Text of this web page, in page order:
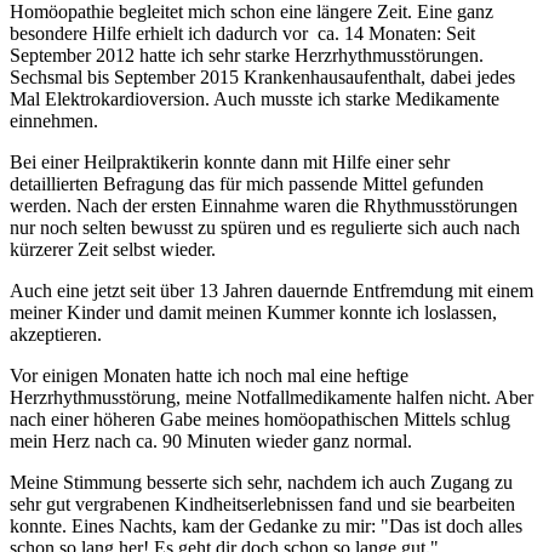
Homöopathie begleitet mich schon eine längere Zeit. Eine ganz
besondere Hilfe erhielt ich dadurch vor ca. 14 Monaten: Seit
September 2012 hatte ich sehr starke Herzrhythmusstörungen.
Sechsmal bis September 2015 Krankenhausaufenthalt, dabei jedes
Mal Elektrokardioversion. Auch musste ich starke Medikamente
einnehmen.
Bei einer Heilpraktikerin konnte dann mit Hilfe einer sehr
detaillierten Befragung das für mich passende Mittel gefunden
werden. Nach der ersten Einnahme waren die Rhythmusstörungen
nur noch selten bewusst zu spüren und es regulierte sich auch nach
kürzerer Zeit selbst wieder.
Auch eine jetzt seit über 13 Jahren dauernde Entfremdung mit einem
meiner Kinder und damit meinen Kummer konnte ich loslassen,
akzeptieren.
Vor einigen Monaten hatte ich noch mal eine heftige
Herzrhythmusstörung, meine Notfallmedikamente halfen nicht. Aber
nach einer höheren Gabe meines homöopathischen Mittels schlug
mein Herz nach ca. 90 Minuten wieder ganz normal.
Meine Stimmung besserte sich sehr, nachdem ich auch Zugang zu
sehr gut vergrabenen Kindheitserlebnissen fand und sie bearbeiten
konnte. Eines Nachts, kam der Gedanke zu mir: "Das ist doch alles